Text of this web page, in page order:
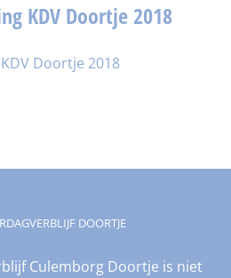
KDV Doortje 2018
Doortje 2018
DOORTJE
Culemborg Doortje is niet